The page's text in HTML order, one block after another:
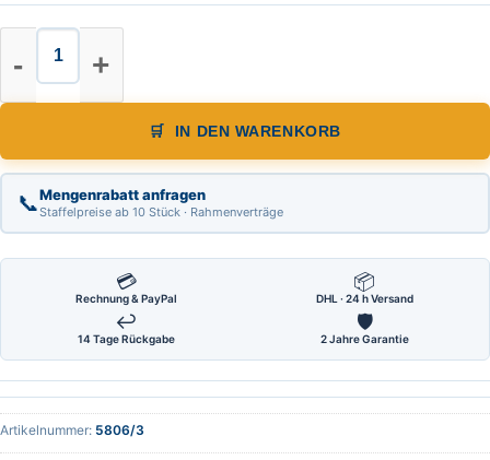
Taschen Messschieber
IN DEN WARENKORB
📞Mengenrabatt anfragen
Staffelpreise ab 10 Stück · Rahmenverträge
💳
Rechnung & PayPal
📦
DHL · 24 h Versand
↩
14 Tage Rückgabe
🛡
2 Jahre Garantie
Artikelnummer: 5806/3